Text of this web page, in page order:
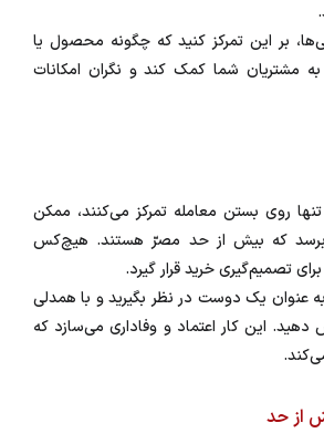
بر این تمرکز کنید که چگونه محصول یا
مشتریان شما کمک کند و نگران امکانات
روی بستن معامله تمرکز می‌کنند، ممکن
برسد که بیش از حد مصرّ هستند. هیچ‌کس
تصمیم‌گیری خرید قرار گیرد.
عنوان یک دوست در نظر بگیرید و با همدلی
این کار اعتماد و وفاداری می‌سازد که